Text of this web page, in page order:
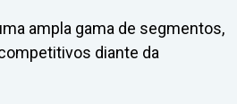
ampla gama de segmentos,
diante da